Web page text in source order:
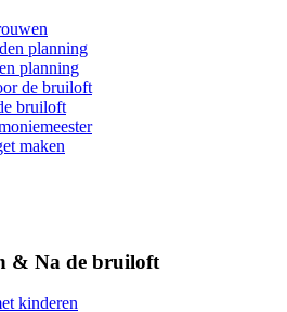
planning
planning
de bruiloft
bruiloft
maken
& Na de bruiloft
kinderen